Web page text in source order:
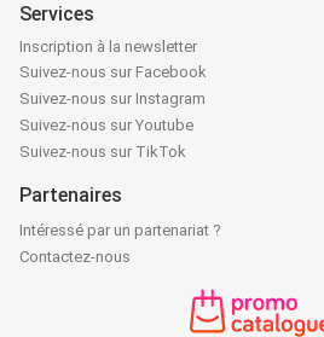
Services
Inscription à la newsletter
Suivez-nous sur Facebook
Suivez-nous sur Instagram
Suivez-nous sur Youtube
Suivez-nous sur TikTok
Partenaires
Intéressé par un partenariat ?
Contactez-nous